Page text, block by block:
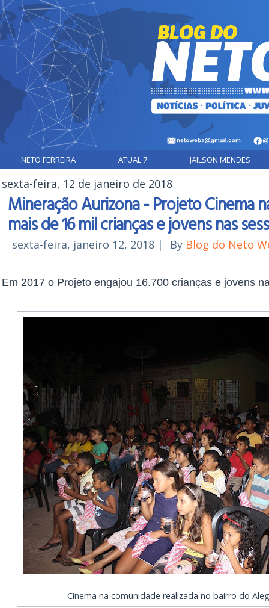
NETO FERREIRA ATUAL 7 JAILSON MENDES
sexta-feira, 12 de janeiro de 2018
Mineração Aurizona - Projeto Cinema
mais de 16 mil crianças e jovens nas
sexta-feira, janeiro 12, 2018 | By Blog do Neto
Em 2017 o Projeto engajou 16.700 crianças e jovens
Cinema na comunidade realizada no bairro do